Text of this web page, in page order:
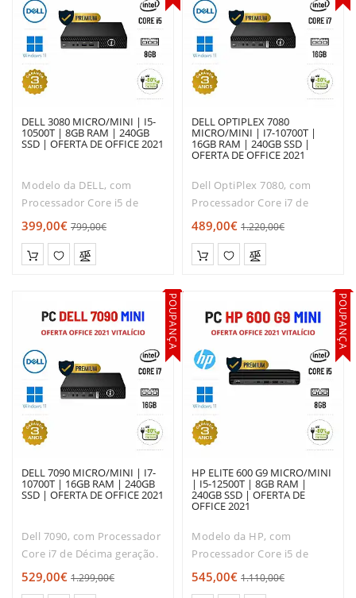
DELL 3080 MICRO/MINI | I5-
10500T | 8GB RAM | 240GB
SSD | OFERTA DE OFFICE 2021
Modelo da DELL, com
Processador Core i5 de
Décima geração. Muito boa
/ preço!O DELL 3080 TINY é
desktops. Com..
399,00€ 799,00€
DELL OPTIPLEX 7080
MICRO/MINI | I7-10700T |
16GB RAM | 240GB SSD |
OFERTA DE OFFICE 2021
Dell OptiPlex 7080, com
Processador Core i7 de
Décima geração. Muito boa
/ preço!O Dell 7080 TINY é
desktops..
489,00€ 1.220,00€
POUPANÇA
DELL 7090 MICRO/MINI | I7-
10700T | 16GB RAM | 240GB
SSD | OFERTA DE OFFICE 2021
Dell 7090, com Processador
Core i7 de Décima geração.
Muito boa relação
529,00€ 1.299,00€
POUPANÇA
HP ELITE 600 G9 MICRO/MINI
| I5-12500T | 8GB RAM |
240GB SSD | OFERTA DE
OFFICE 2021
Modelo da HP, com
Processador Core i5 de
Décima Segunda geração.
545,00€ 1.110,00€